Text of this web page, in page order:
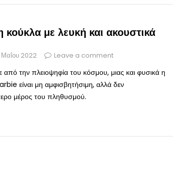
με λευκή και ακουστικά
2022 Leave a comment
από την πλειοψηφία του κόσμου, μιας και φυσικά η
είναι μη αμφισβητήσιμη, αλλά δεν
μέρος του πληθυσμού.